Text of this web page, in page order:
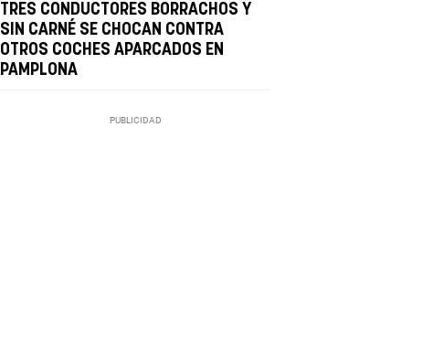
TRES CONDUCTORES BORRACHOS Y
SIN CARNÉ SE CHOCAN CONTRA
OTROS COCHES APARCADOS EN
PAMPLONA